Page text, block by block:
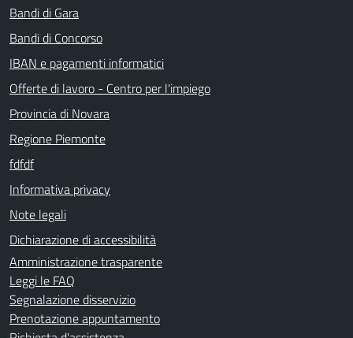
Bandi di Gara
Bandi di Concorso
IBAN e pagamenti informatici
Offerte di lavoro - Centro per l'impiego
Provincia di Novara
Regione Piemonte
fdfdf
Informativa privacy
Note legali
Dichiarazione di accessibilità
Amministrazione trasparente
Leggi le FAQ
Segnalazione disservizio
Prenotazione appuntamento